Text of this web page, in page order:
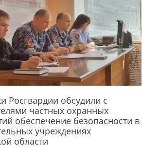
Росгвардии обсудили с
частных охранных
обеспечение безопасности в
учреждениях
области